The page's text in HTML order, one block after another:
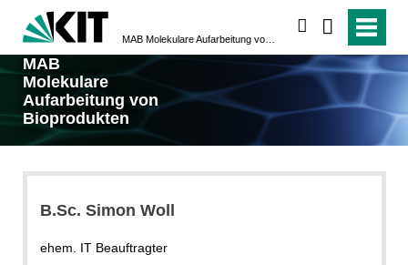
MAB
Molekulare
Aufarbeitung von
Bioprodukten
B.Sc. Simon Woll
ehem. IT Beauftragter